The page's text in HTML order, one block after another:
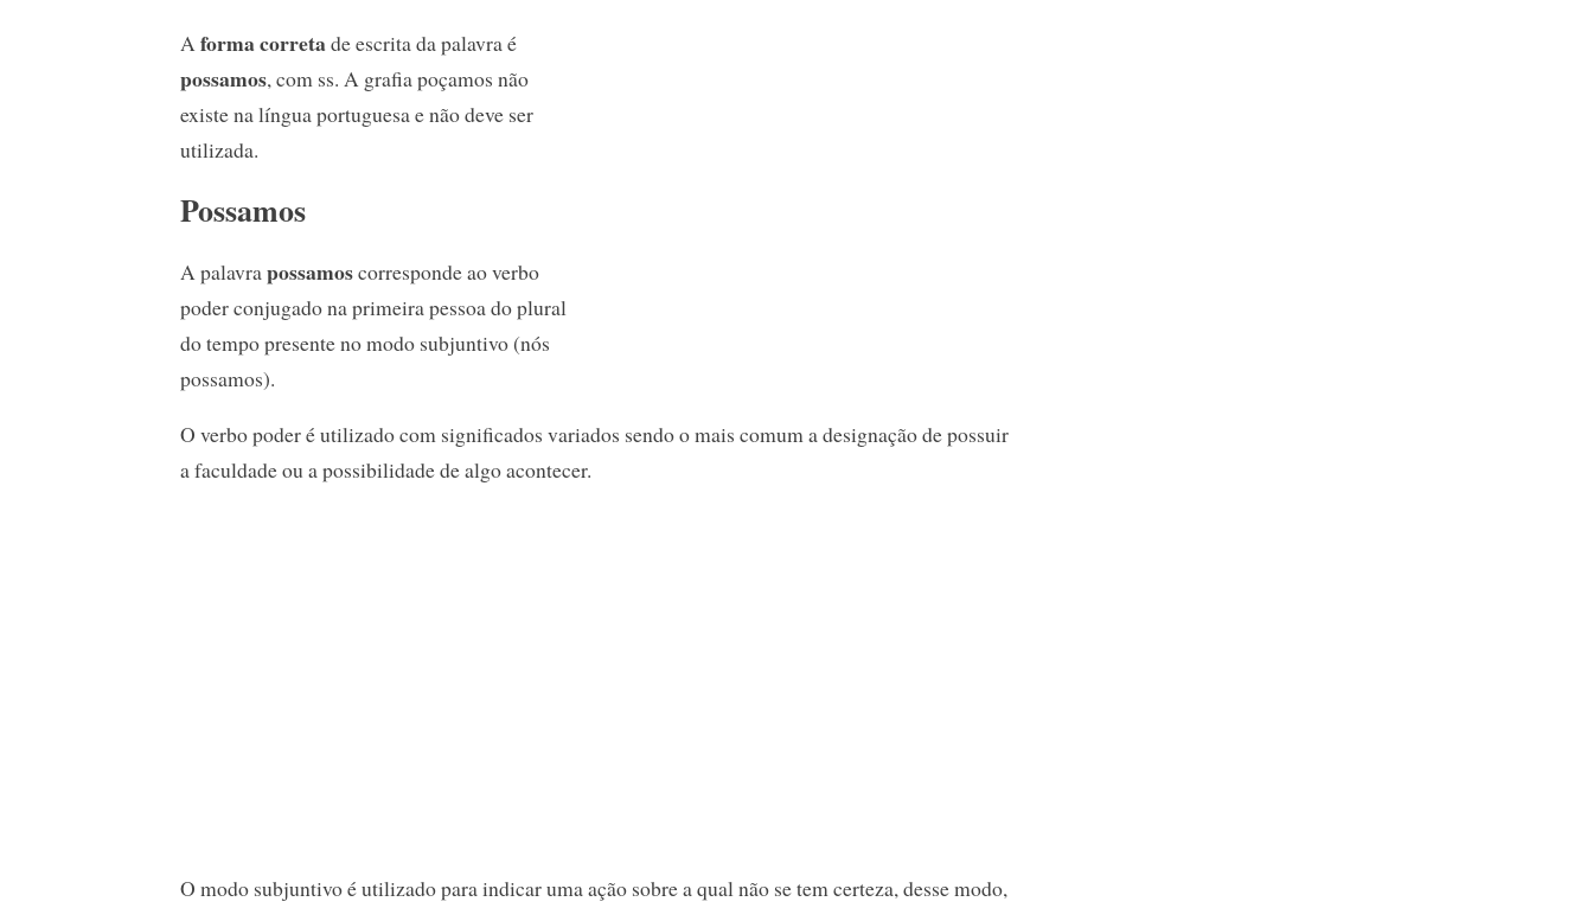
Aforma corretade escrita da palavra é
possamos, com ss. A grafia poçamos não
existe na língua portuguesa e não deve ser
utilizada.
Possamos
A palavra possamoscorresponde ao verbo
poder conjugado na primeira pessoa do plural
do tempo presente no modo subjuntivo (nós
possamos).
O verbo poder é utilizado com significados variados sendo o mais comum a designação de possuir
a faculdade ou a possibilidade de algo acontecer.
O modo subjuntivo é utilizado para indicar uma ação sobre a qual não se tem certeza, desse modo,